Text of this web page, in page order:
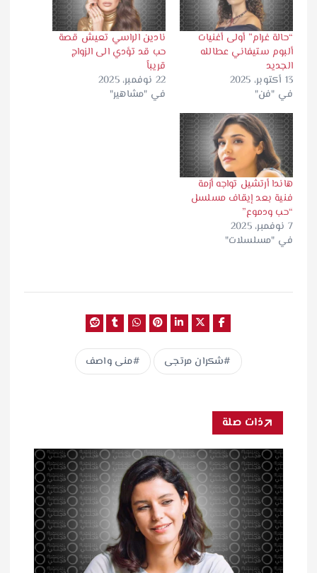
“حالة غرام” أولى أغنيات
ألبوم ستيفاني عطالله
الجديد
13 أكتوبر، 2025
في "فن"
نادين الراسي تعيش قصة
حب قد تؤدي الى الزواج
قريباً
22 نوفمبر، 2025
في "مشاهير"
هاندا أرتشيل تواجه أزمة
فنية بعد إيقاف مسلسل
“حب ودموع”
7 نوفمبر، 2025
في "مسلسلات"
شكران مرتجى منى واصف
ذات صلة